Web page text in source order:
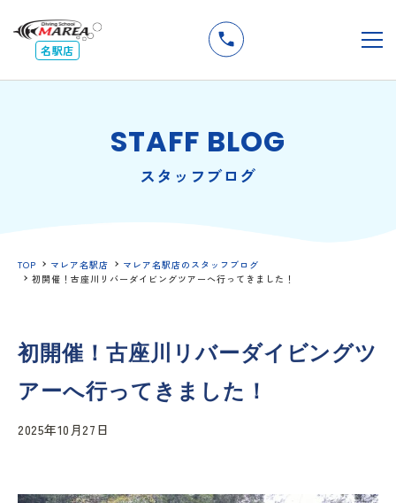
名駅店
STAFF BLOG
スタッフブログ
TOP マレア名駅店
マレア名駅店のスタッフブログ
初開催！古座川リバーダイビングツアーへ行ってきました！
初開催！古座川リバーダイビングツ
アーへ行ってきました！
2025年10月27日